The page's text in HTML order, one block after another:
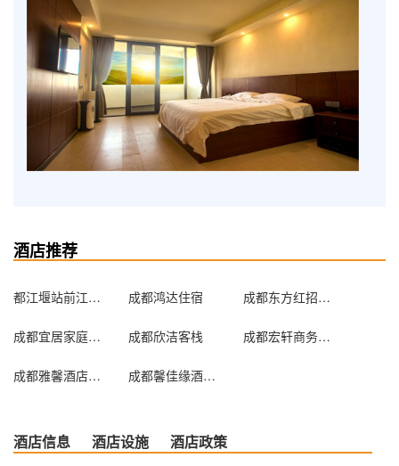
酒店推荐
都江堰站前江城客栈 成都鸿达住宿 成都东方红招待所
成都宜居家庭客栈 成都欣洁客栈 成都宏轩商务酒店
成都雅馨酒店公寓 成都馨佳缘酒店公寓
酒店信息 酒店设施 酒店政策